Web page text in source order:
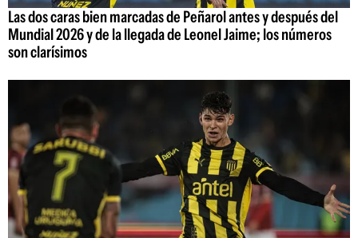
Las dos caras bien marcadas de Peñarol antes y después del
Mundial 2026 y de la llegada de Leonel Jaime; los números
son clarísimos